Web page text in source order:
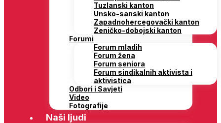
Tuzlanski kanton
Unsko-sanski kanton
Zapadnohercegovački kanton
Zeničko-dobojski kanton
Forumi
Forum mladih
Forum žena
Forum seniora
Forum sindikalnih aktivista i
aktivistica
Odbori i Savjeti
Video
Fotografije
Naši ljudi